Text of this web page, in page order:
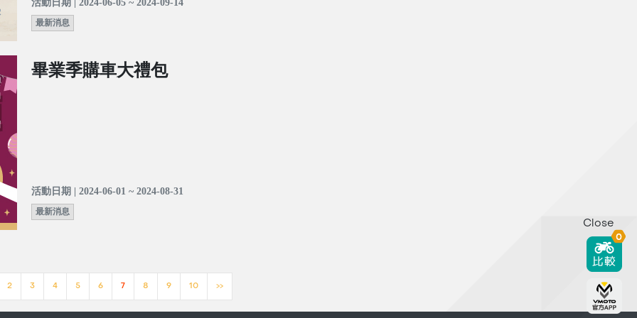
活動日期 | 2024-06-05 ~ 2024-09-14
最新消息
畢業季購車大禮包
活動日期 | 2024-06-01 ~ 2024-08-31
最新消息
2 3 4 5 6 7 8 9 10 >>
Close
0